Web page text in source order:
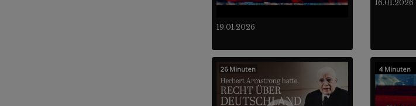
19.01.2026
16.01.2026
26 Minuten 4 Minuten